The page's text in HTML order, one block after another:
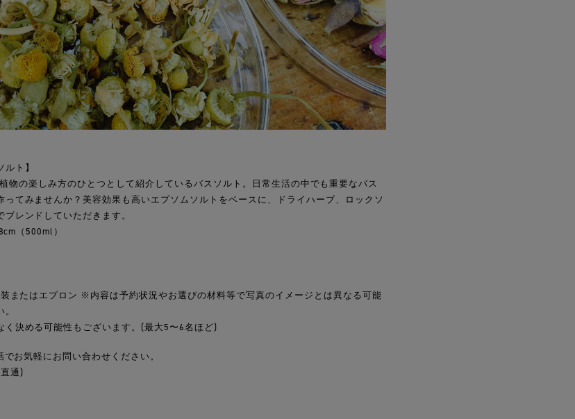
ト】
物の楽しみ方のひとつとして紹介しているバスソルト。日常生活の中でも重要なバス
てみませんか？美容効果も高いエプソムソルトをベースに、ドライハーブ、ロックソ
レンドしていただきます。
（500ml）
またはエプロン ※内容は予約状況やお選びの材料等で写真のイメージとは異なる可能
決める可能性もございます。(最大5〜6名ほど)
お気軽にお問い合わせください。
通)